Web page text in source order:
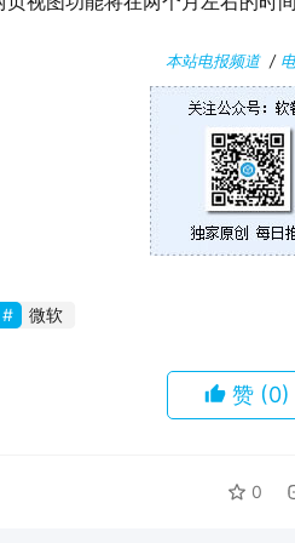
本站电报频道/
微软
赞 (0)
0